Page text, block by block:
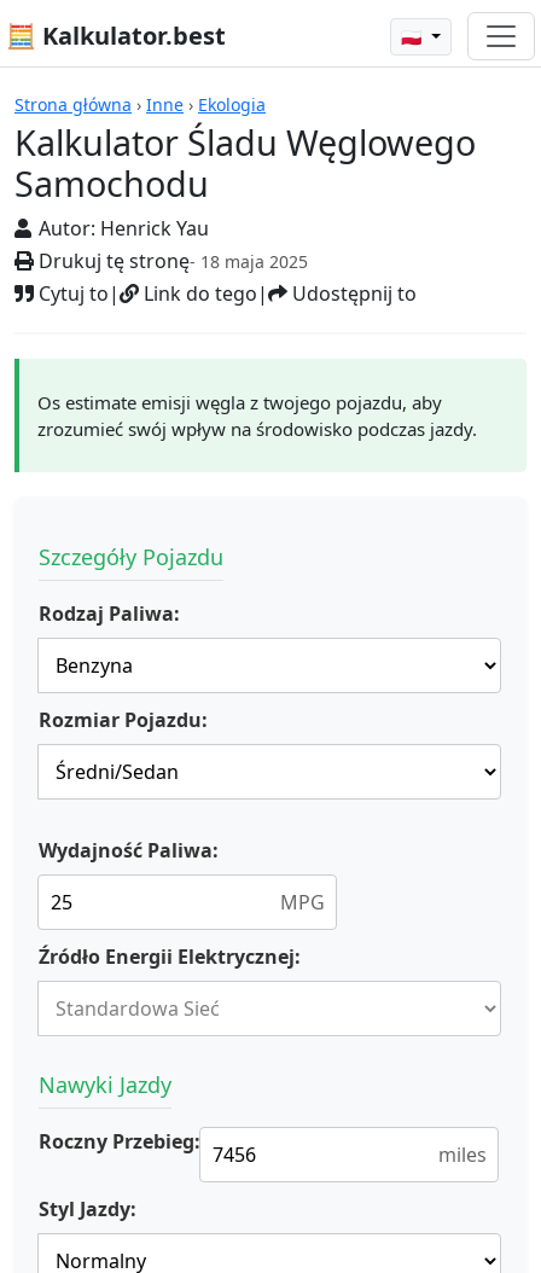
🧮 Kalkulator.best 🇵🇱
Strona główna › Inne › Ekologia
Kalkulator Śladu Węglowego
Samochodu
Autor: Henrick Yau
Drukuj tę stronę- 18 maja 2025
Cytuj to| Link do tego| Udostępnij to
Kalkulatory
Os estimate emisji węgla z twojego pojazdu, aby
zrozumieć swój wpływ na środowisko podczas jazdy.
Szczegóły Pojazdu
Rodzaj Paliwa:
Rozmiar Pojazdu:
Wydajność Paliwa:
MPG
Źródło Energii Elektrycznej:
Nawyki Jazdy
Roczny Przebieg: miles
Styl Jazdy: